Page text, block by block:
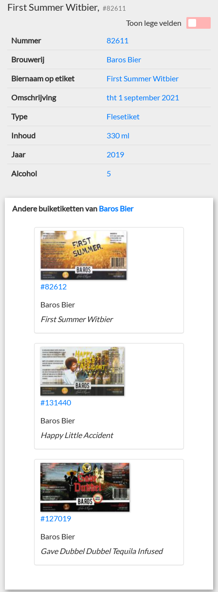
First Summer Witbier, #82611
Toon lege velden
Nummer
82611
Brouwerij Baros Bier
Biernaam op etiket First Summer Witbier
Omschrijving tht 1 september 2021
Type Flesetiket
Inhoud 330 ml
Jaar 2019
Alcohol 5
Andere buiketiketten van Baros Bier
#82612
Baros Bier
First Summer Witbier
#131440
Baros Bier
Happy Little Accident
#127019
Baros Bier
Gave Dubbel Dubbel Tequila Infused